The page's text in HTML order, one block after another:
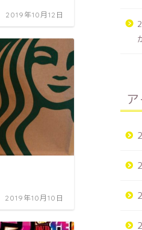
2019年10月12日
2019年10月10日
店
来店イベ
12/
店
来店イベ
12/